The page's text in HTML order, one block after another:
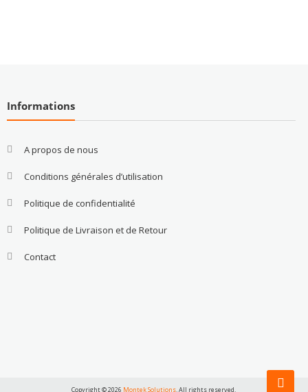
Informations
A propos de nous
Conditions générales d’utilisation
Politique de confidentialité
Politique de Livraison et de Retour
Contact
Copyright © 2026 Montek Solutions. All rights reserved.